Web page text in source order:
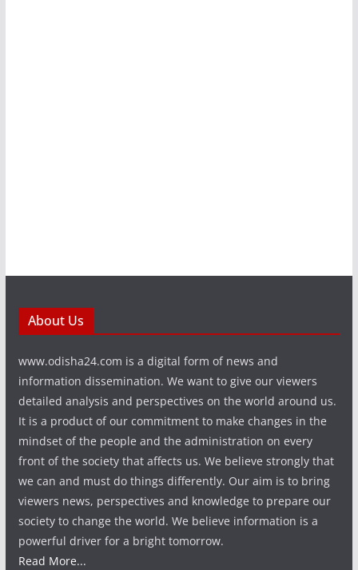
About Us
www.odisha24.com is a digital form of news and
information dissemination. We want to give our viewers
detailed analysis and perspectives on the world around us.
It is a product of our commitment to make changes in the
mindset of the people and the administration on every
front of the society that affects us. We believe strongly that
we can and must do things differently. Our aim is to bring
viewers news, perspectives and knowledge to prepare our
society to change the world. We believe information is a
powerful driver for a bright tomorrow.
Read More...